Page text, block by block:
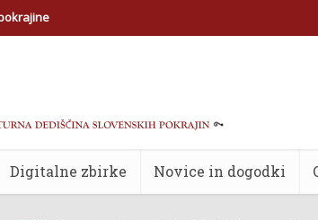
Digitalne zbirke Novice in dogodki